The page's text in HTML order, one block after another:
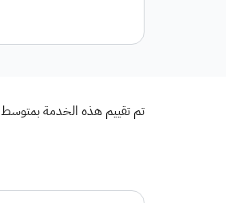
تم تقييم هذه الخدمة بمتوسط